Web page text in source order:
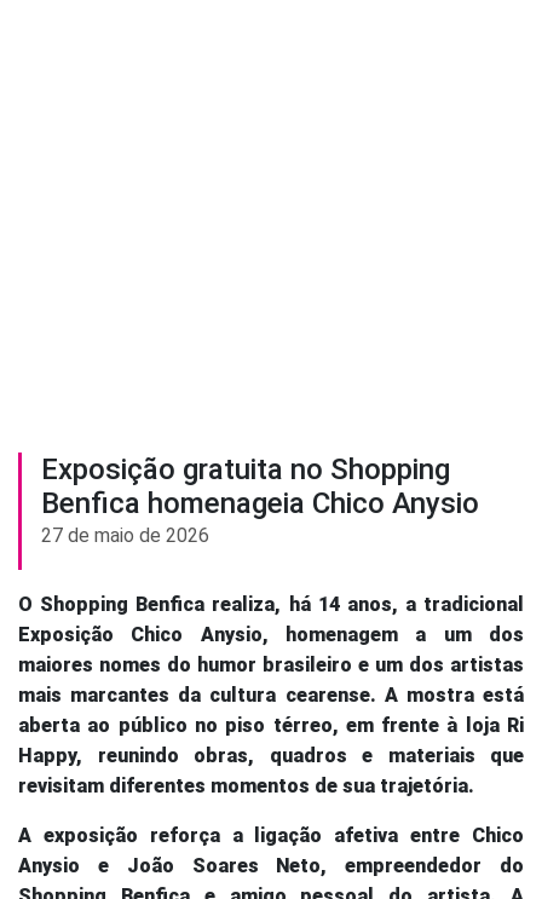
Exposição gratuita no Shopping
Benfica homenageia Chico Anysio
27 de maio de 2026
O Shopping Benfica realiza, há 14 anos, a tradicional
Exposição Chico Anysio, homenagem a um dos
maiores nomes do humor brasileiro e um dos artistas
mais marcantes da cultura cearense. A mostra está
aberta ao público no piso térreo, em frente à
loja Ri
Happy, reunindo obras, quadros e materiais que
revisitam diferentes momentos de sua trajetória.
A exposição reforça a ligação afetiva entre Chico
Anysio e João Soares Neto, empreendedor do